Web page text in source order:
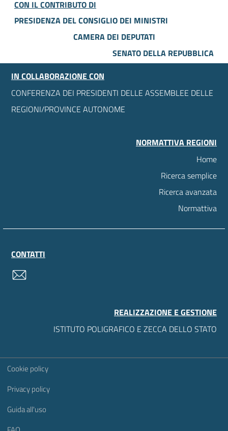
CON IL CONTRIBUTO DI
PRESIDENZA DEL CONSIGLIO DEI MINISTRI
CAMERA DEI DEPUTATI
SENATO DELLA REPUBBLICA
IN COLLABORAZIONE CON
CONFERENZA DEI PRESIDENTI DELLE ASSEMBLEE DELLE
REGIONI/PROVINCE AUTONOME
NORMATTIVA REGIONI
Home
Ricerca semplice
Ricerca avanzata
Normattiva
CONTATTI
REALIZZAZIONE E GESTIONE
ISTITUTO POLIGRAFICO E ZECCA DELLO STATO
Sezione Link Utili
Cookie policy
Privacy policy
Guida all'uso